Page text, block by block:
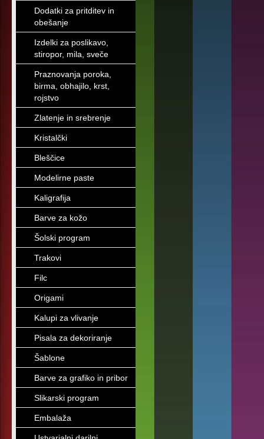
Dodatki za pritditev in
obešanje
Izdelki za poslikavo,
stiropor, mila, sveče
Praznovanja poroka,
birma, obhajilo, krst,
rojstvo
Zlatenje in srebrenje
Kristalčki
Bleščice
Modelirne paste
Kaligrafija
Barve za kožo
Šolski program
Trakovi
Filc
Origami
Kalupi za vlivanje
Pisala za dekoriranje
Šablone
Barve za grafiko in pribor
Slikarski program
Embalaža